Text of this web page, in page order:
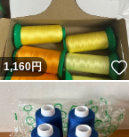
1,160円